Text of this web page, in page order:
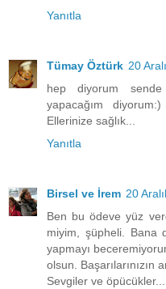
Yanıtla
Tümay Öztürk 20
hep diyorum
yapacağım
Ellerinize sağlık...
Yanıtla
Birsel ve İrem 20
Ben bu ödeve yüz
miyim, şüpheli. Bana
yapmayı
olsun. Başarılarınızın
Sevgiler ve öpücükler....